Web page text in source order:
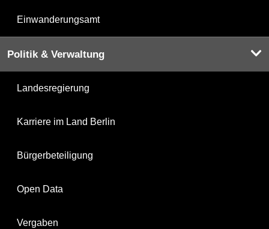
Einwanderungsamt
Politik & Verwaltung
Landesregierung
Karriere im Land Berlin
Bürgerbeteiligung
Open Data
Vergaben